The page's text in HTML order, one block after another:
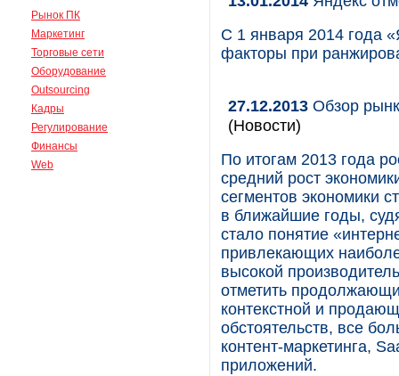
Рынок ПК
Маркетинг
Торговые сети
Оборудование
Outsourcing
Кадры
Регулирование
Финансы
Web
С 1 января 2014 года
факторы при
27.12.2013 Обзор
(Новости)
По итогам 2013 года
средний рост
сегментов экономики
в ближайшие годы,
стало понятие
привлекающих
высокой
отметить
контекстной и
обстоятельств, все
контент-маркетинга,
приложений.